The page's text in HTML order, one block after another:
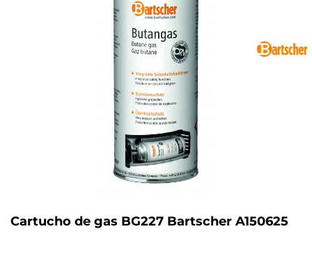
Cartucho de gas BG227 Bartscher A150625